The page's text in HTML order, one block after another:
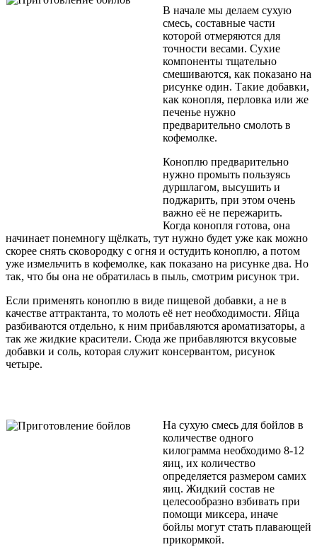
В начале мы делаем сухую
смесь, составные части
которой отмеряются для
точности весами. Сухие
компоненты тщательно
смешиваются, как показано на
рисунке один. Такие добавки,
как конопля, перловка или же
печенье нужно
предварительно смолоть в
кофемолке.
Коноплю предварительно
нужно промыть пользуясь
дуршлагом, высушить и
поджарить, при этом очень
важно её не пережарить.
Когда конопля готова, она
начинает понемногу щёлкать, тут нужно будет уже как можно
скорее снять сковородку с огня и остудить коноплю, а потом
уже измельчить в кофемолке, как показано на рисунке два. Но
так, что бы она не обратилась в пыль, смотрим рисунок три.
Если применять коноплю в виде пищевой добавки, а не в
качестве аттрактанта, то молоть её нет необходимости. Яйца
разбиваются отдельно, к ним прибавляются ароматизаторы, а
так же жидкие красители. Сюда же прибавляются вкусовые
добавки и соль, которая служит консервантом, рисунок
четыре.
На сухую смесь для бойлов в
количестве одного
килограмма необходимо 8-12
яиц, их количество
определяется размером самих
яиц. Жидкий состав не
целесообразно взбивать при
помощи миксера, иначе
бойлы могут стать плавающей
прикормкой.